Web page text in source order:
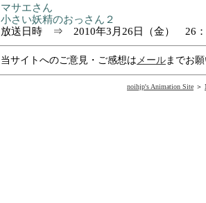
マサエさん
小さい妖精のおっさん２
放送日時 ⇒ 2010年3月26日（金） 26：
当サイトへのご意見・ご感想は メールまでお
noihjp's Animation Site ＞